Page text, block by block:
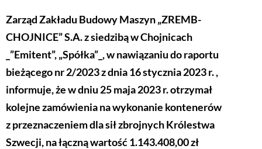
Zarząd Zakładu Budowy Maszyn „ZREMB-
CHOJNICE” S.A. z siedzibą w Chojnicach
_”Emitent”, „Spółka”_, w nawiązaniu do raportu
bieżącego nr 2/2023 z dnia 16 stycznia 2023 r. ,
informuje, że w dniu 25 maja 2023 r. otrzymał
kolejne zamówienia na wykonanie kontenerów
z przeznaczeniem dla sił zbrojnych Królestwa
Szwecji, na łączną wartość 1.143.408,00 zł